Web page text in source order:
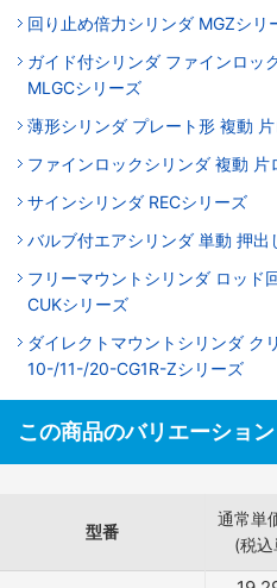
回り止め倍力シリンダ MGZシリ
ガイド付シリンダ ファインロッ
MLGCシリーズ
薄形シリンダ プレート形 複動
ファインロックシリンダ 複動
サインシリンダ RECシリーズ
バルブ付エアシリンダ 単動 押
フリーマウントシリンダ ロッド
CUKシリーズ
ダイレクトマウントシリンダ ク
10-/11-/20-CG1R-Zシリーズ
この商品のバリエーション
型番
通常単
(税